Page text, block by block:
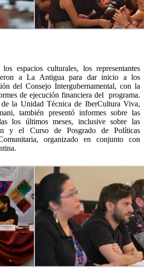
espacios culturales, los representantes
a La Antigua para dar inicio a los
del Consejo Intergubernamental, con la
de ejecución financiera del programa.
la Unidad Técnica de IberCultura Viva,
también presentó informes sobre las
los últimos meses, inclusive sobre las
y el Curso de Posgrado de Políticas
organizado en conjunto con